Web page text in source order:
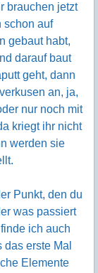
brauchen jetzt
schon auf
gebaut habt,
darauf baut
geht, dann
an, ja,
nur noch mit
kriegt ihr nicht
werden sie
Punkt, den du
was passiert
ich auch
erste Mal
Elemente